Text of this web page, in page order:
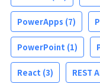
PowerApps (7)
PowerPoint (1)
React (3) REST